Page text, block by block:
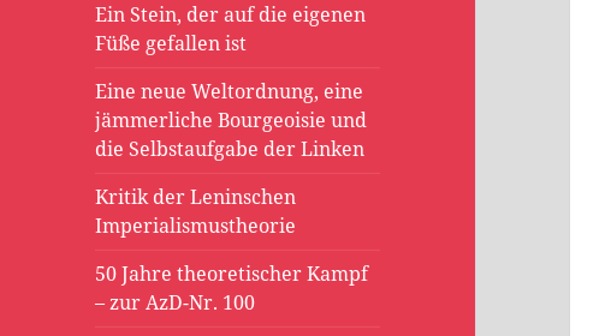
Ein Stein, der auf die eigenen
Füße gefallen ist
Eine neue Weltordnung, eine
jämmerliche Bourgeoisie und
die Selbstaufgabe der Linken
Kritik der Leninschen
Imperialismustheorie
50 Jahre theoretischer Kampf
– zur AzD-Nr. 100